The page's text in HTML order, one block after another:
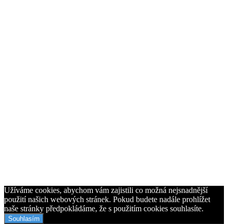
Užíváme cookies, abychom vám zajistili co možná nejsnadnější
použití našich webových stránek. Pokud budete nadále prohlížet
naše stránky předpokládáme, že s použitím cookies souhlasíte.
Souhlasím